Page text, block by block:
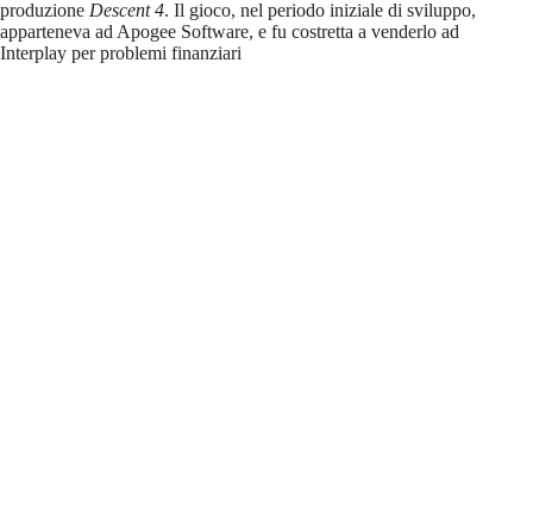
produzione Descent 4. Il gioco, nel periodo iniziale di sviluppo,
apparteneva ad Apogee Software, e fu costretta a venderlo ad
Interplay per problemi finanziari